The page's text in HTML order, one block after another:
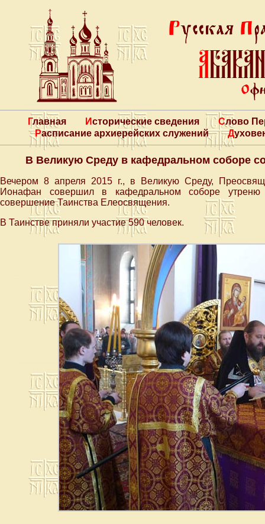
Главная Исторические сведения
Слово
Расписание архиерейских служений
В Великую Среду в кафедральном соборе
Вечером 8 апреля 2015 г., в Великую Среду,
Ионафан совершил в кафедральном соборе утреню
совершение Таинства Елеосвящения.
В Таинстве приняли участие 590 человек.